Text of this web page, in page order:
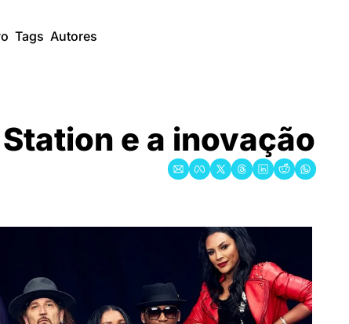
Tags Autores
e a inovação